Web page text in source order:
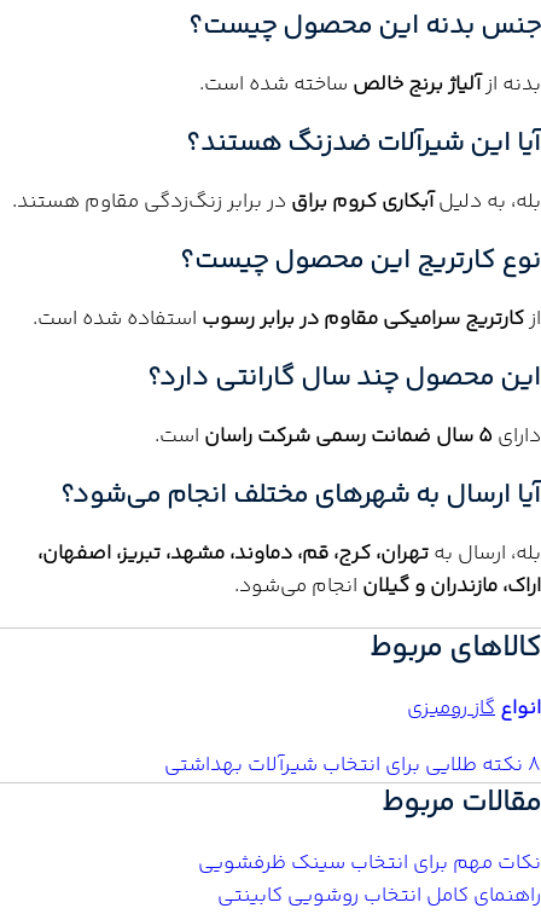
جنس بدنه این محصول چیست؟
بدنه ازآلیاژ برنج خالص ساخته شده است.
آیا این شیرآلات ضدزنگ هستند؟
بله، به دلیلآبکاری کروم براق در برابر زنگ‌زدگی مقاوم هستند.
نوع کارتریج این محصول چیست؟
ازکارتریج سرامیکی مقاوم در برابر رسوب استفاده شده است.
این محصول چند سال گارانتی دارد؟
دارای۵ سال ضمانت رسمی شرکت راسان است.
آیا ارسال به شهرهای مختلف انجام می‌شود؟
بله، ارسال بهتهران، کرج، قم، دماوند، مشهد، تبریز، اصفهان،
اراک، مازندران و گیلان انجام می‌شود.
کالاهای مربوط
انواعگاز رومیزی
8 نکته طلایی برای انتخاب شیرآلات بهداشتی
مقالات مربوط
نکات مهم برای انتخاب سینک ظرفشویی
راهنمای کامل انتخاب روشویی کابینتی